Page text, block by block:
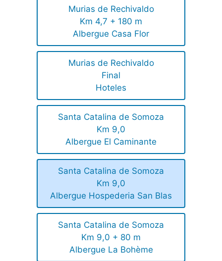
Murias de Rechivaldo
Km 4,7 + 180 m
Albergue Casa Flor
Murias de Rechivaldo
Final
Hoteles
Santa Catalina de Somoza
Km 9,0
Albergue El Caminante
Santa Catalina de Somoza
Km 9,0
Albergue Hospederia San Blas
Santa Catalina de Somoza
Km 9,0 + 80 m
Albergue La Bohème